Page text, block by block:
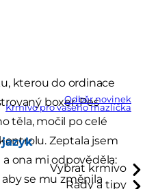
Odběr novinek
Krmivo pro vašeho mazlíčka
Vybrat krmivo
Rady a tipy
kterou do ordinace
boxer. Pes
těla, močil po celé
Zeptala jsem
a ona mi odpověděla:
se mu změnila